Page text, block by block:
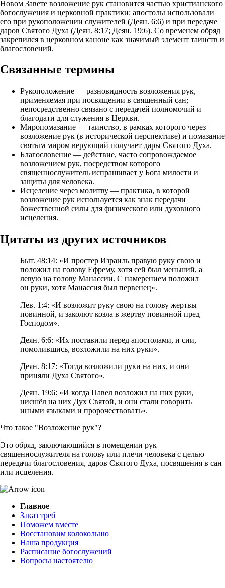
Новом Завете возложение рук становится частью христианского
богослужения и церковной практики: апостолы использовали
его при рукоположении служителей (Деян. 6:6) и при передаче
даров Святого Духа (Деян. 8:17; Деян. 19:6). Со временем обряд
закрепился в церковном каноне как значимый элемент таинств и
благословений.
Связанные термины
Рукоположение — разновидность возложения рук,
применяемая при посвящении в священный сан;
непосредственно связано с передачей полномочий и
благодати для служения в Церкви.
Миропомазание — таинство, в рамках которого через
возложение рук (в исторической перспективе) и помазание
святым миром верующий получает дары Святого Духа.
Благословение — действие, часто сопровождаемое
возложением рук, посредством которого
священнослужитель испрашивает у Бога милости и
защиты для человека.
Исцеление через молитву — практика, в которой
возложение рук используется как знак передачи
божественной силы для физического или духовного
исцеления.
Цитаты из других источников
Быт. 48:14: «И простер Израиль правую руку свою и
положил на голову Ефрему, хотя сей был меньший, а
левую на голову Манассии. С намерением положил
он руки, хотя Манассия был первенец».
Лев. 1:4: «И возложит руку свою на голову жертвы
повинной, и заколют козла в жертву повинной пред
Господом».
Деян. 6:6: «Их поставили перед апостолами, и сии,
помолившись, возложили на них руки».
Деян. 8:17: «Тогда возложили руки на них, и они
приняли Духа Святого».
Деян. 19:6: «И когда Павел возложил на них руки,
нисшёл на них Дух Святой, и они стали говорить
иными языками и пророчествовать».
Что такое "Возложение рук"?
Это обряд, заключающийся в помещении рук
священнослужителя на голову или плечи человека с целью
передачи благословения, даров Святого Духа, посвящения в сан
или исцеления.
Главное
Заказ треб
Поможем вместе
Восстановим колокольню
Наша продукция
Расписание богослужений
Вопросы настоятелю